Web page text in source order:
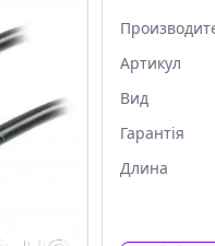
Артикул
Вид
Гарантія
Длина